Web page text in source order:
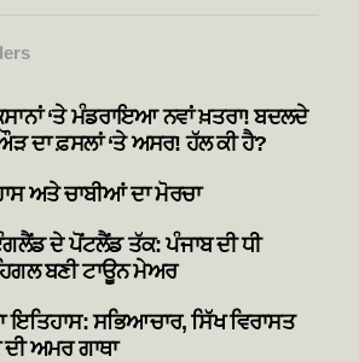
‘ਤੇ ਮੰਡਰਾਇਆ ਨਵਾਂ ਖ਼ਤਰਾ! ਬਦਲਦੇ
ਦਾ ਫ਼ਸਲਾਂ ‘ਤੇ ਅਸਰ! ਹੱਲ ਕੀ ਹੈ?
ਅਤੇ ਚਾਬੀਆਂ ਦਾ ਮੋਰਚਾ
ਦੇ ਪੋਂਟਲੈਂਡ ਤੱਕ: ਪੰਜਾਬ ਦੀ ਧੀ
ਬਣੀ ਟਾਊਨ ਮੇਅਰ
ਇਤਿਹਾਸ: ਸਭਿਆਚਾਰ, ਸਿੱਖ ਵਿਰਾਸਤ
ਅਮਰ ਗਾਥਾ